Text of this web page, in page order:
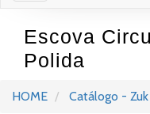
Escova
Polida
HOME Catálogo -